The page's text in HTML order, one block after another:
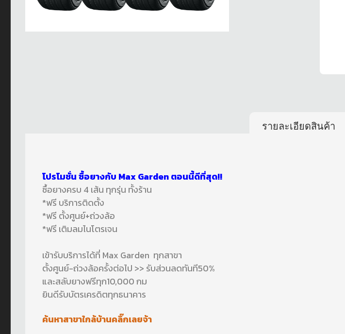
รายละเอียดสินค้า
โปรโมชั่น ซื้อยางกับ Max Garden ตอนนี้ดีที่สุด!!
ซื้อยางครบ 4 เส้น ทุกรุ่น ทั้งร้าน
*ฟรี บริการติดตั้ง
*ฟรี ตั้งศูนย์+ถ่วงล้อ
*ฟรี เติมลมไนโตรเจน
เข้ารับบริการได้ที่ Max Garden ทุกสาขา
ตั้งศูนย์-ถ่วงล้อครั้งต่อไป >> รับส่วนลดทันที50%
และสลับยางฟรีทุก10,000 กม
ยินดีรับบัตรเครดิตทุกธนาคาร
ค้นหาสาขาใกล้บ้านคลิ๊กเลยจ้า